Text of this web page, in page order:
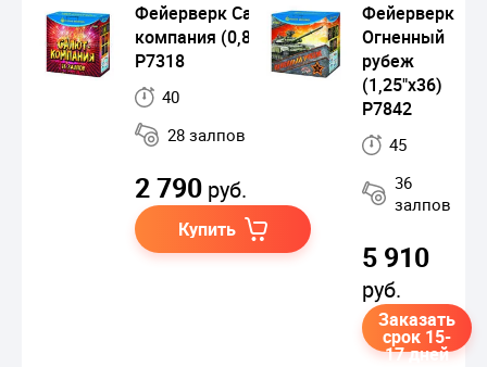
Фейерверк Салют-
компания (0,8"х28)
Р7318
40
28 залпов
2 790 руб.
Купить
Фейерверк
Огненный
рубеж
(1,25"х36)
Р7842
45
36
залпов
5 910
руб.
Заказать
срок 15-
17 дней